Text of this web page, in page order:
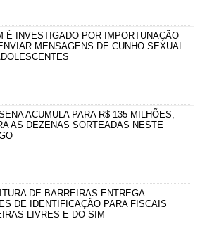
É INVESTIGADO POR IMPORTUNAÇÃO
MENSAGENS DE CUNHO SEXUAL
ACUMULA PARA R$ 135 MILHÕES;
AS DEZENAS SORTEADAS NESTE
DE BARREIRAS ENTREGA
DE IDENTIFICAÇÃO PARA FISCAIS
LIVRES E DO SIM